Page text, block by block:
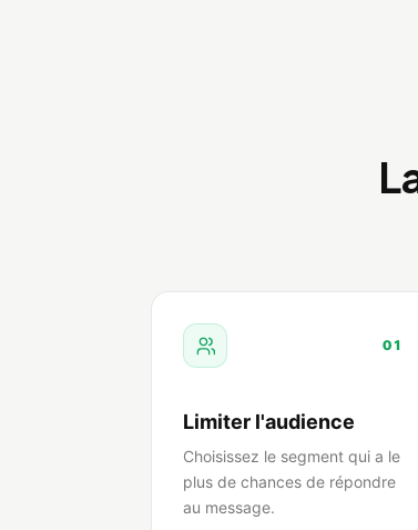
01
Limiter l'audience
Choisissez le segment qui a le
plus de chances de répondre
au message.